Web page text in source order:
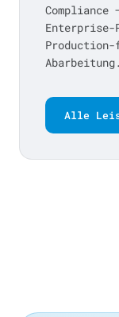
Abarbeitung.
Alle